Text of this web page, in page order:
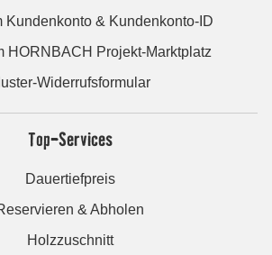
Kundenkonto & Kundenkonto-ID
HORNBACH Projekt-Marktplatz
Widerrufsformular
Top-Services
Dauertiefpreis
& Abholen
Holzzuschnitt